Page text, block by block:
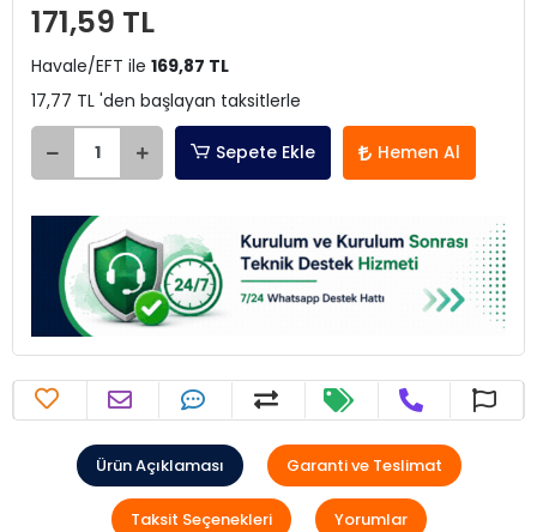
171,59 TL
Havale/EFT ile 169,87 TL
17,77 TL 'den başlayan taksitlerle
Sepete Ekle Hemen Al
Ürün Açıklaması Garanti ve Teslimat
Taksit Seçenekleri Yorumlar